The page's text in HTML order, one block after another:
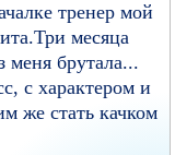
тренер мой
месяца
меня брутала...
с характером и
же стать качком